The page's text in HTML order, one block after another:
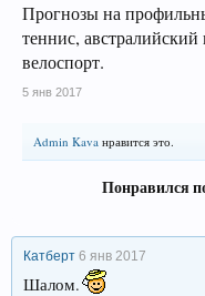
Прогнозы на
теннис,
велоспорт.
5 янв 2017
Admin Kava нравится это.
Понравился
Катберт 6 янв 2017
Шалом.